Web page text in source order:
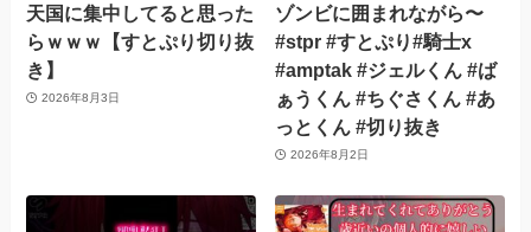
天国に集中してると思った
らｗｗｗ【すとぷり切り抜
き】
2026年8月3日
ゾンビに囲まれながら〜
#stpr #すとぷり#騎士x
#amptak #ジェルくん #ば
ぁうくん #ちぐさくん #あ
っとくん #切り抜き
2026年8月2日